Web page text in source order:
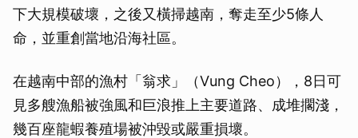
下大規模破壞，之後又橫掃越南，奪走至少5條人
命，並重創當地沿海社區。
在越南中部的漁村「翁求」（Vung Cheo），8日可
見多艘漁船被強風和巨浪推上主要道路、成堆擱淺，
幾百座龍蝦養殖場被沖毀或嚴重損壞。